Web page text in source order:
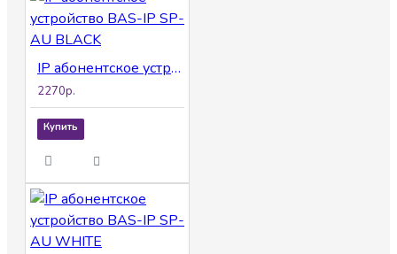
IP абонентское устройство BAS-IP SP-AU BLACK
2270р.
Купить